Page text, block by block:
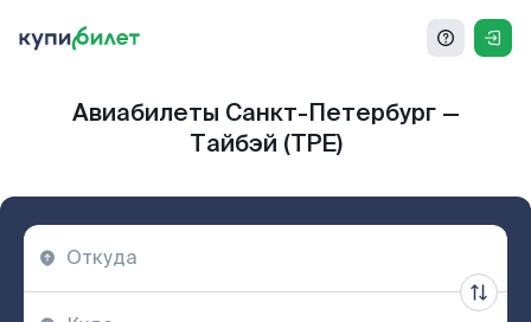
Авиабилеты Санкт-Петербург —
Тайбэй (TPE)